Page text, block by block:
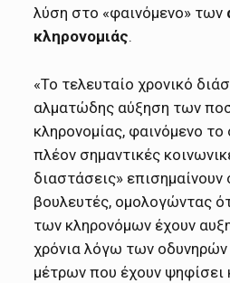
λύση στο «φαινόμενο» των
κληρονομιάς.
«Το τελευταίο χρονικό
αλματώδης αύξηση των
κληρονομίας, φαινόμενο
πλέον σημαντικές
διαστάσεις»
βουλευτές, ομολογώντας
των κληρονόμων έχουν
χρόνια λόγω των
μέτρων που έχουν ψηφίσει